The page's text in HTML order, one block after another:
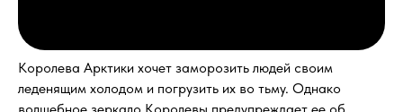
Королева Арктики хочет заморозить людей своим
леденящим холодом и погрузить их во тьму. Однако
Начните изучение турецкого
языка с бесплатного урока